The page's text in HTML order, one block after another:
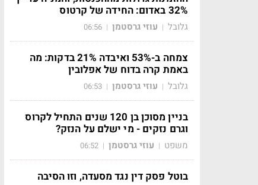
32% באדום: החידה של קרטוס
גלובל | עוזי גרסטמן |
06:56
צמחה ב-53% ואיבדה 21% בדקות: מה
באמת קרה בדוח של אפלובין
גלובל | עוזי גרסטמן |
06:53
בניין מסוכן בן 120 שנים התחיל לקרוס
וגרם נזקים - מי ישלם על הנזק?
משפט | עוזי גרסטמן |
06:52
בוטל פסק דין נגד מסעדה, וזו הסיבה